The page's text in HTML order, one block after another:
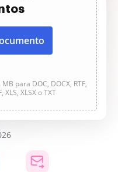
para DOC, DOCX, RTF,
XLS, XLSX o TXT